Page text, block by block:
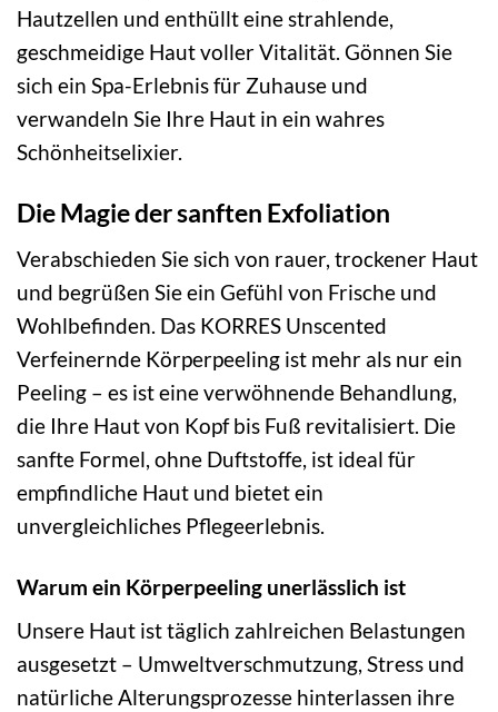
Hautzellen und enthüllt eine strahlende,
geschmeidige Haut voller Vitalität. Gönnen Sie
sich ein Spa-Erlebnis für Zuhause und
verwandeln Sie Ihre Haut in ein wahres
Schönheitselixier.
Die Magie der sanften Exfoliation
Verabschieden Sie sich von rauer, trockener Haut
und begrüßen Sie ein Gefühl von Frische und
Wohlbefinden. Das KORRES Unscented
Verfeinernde Körperpeeling ist mehr als nur ein
Peeling – es ist eine verwöhnende Behandlung,
die Ihre Haut von Kopf bis Fuß revitalisiert. Die
sanfte Formel, ohne Duftstoffe, ist ideal für
empfindliche Haut und bietet ein
unvergleichliches Pflegeerlebnis.
Warum ein Körperpeeling unerlässlich ist
Unsere Haut ist täglich zahlreichen Belastungen
ausgesetzt – Umweltverschmutzung, Stress und
natürliche Alterungsprozesse hinterlassen ihre